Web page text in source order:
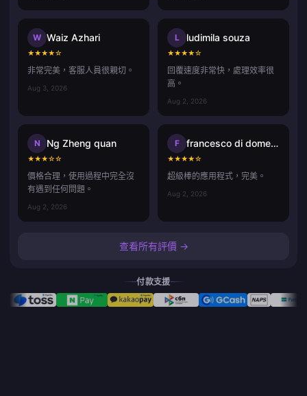
W Waiz Azhari
★★★★☆
非常完美，客服人員很親切。
Aug 3, 2026
L ludimila souza
★★★★☆
回覆速度非常快，處理效率很
高。
Aug 2, 2026
N Ng Zheng quan
★★★☆☆
價格合理，使用過程中完全沒
有遇到任何問題。
Aug 2, 2026
F francesco di domenico
★★★★☆
超級棒的應用程式，完美。
Aug 2, 2026
查看所有評價 →
付款支援